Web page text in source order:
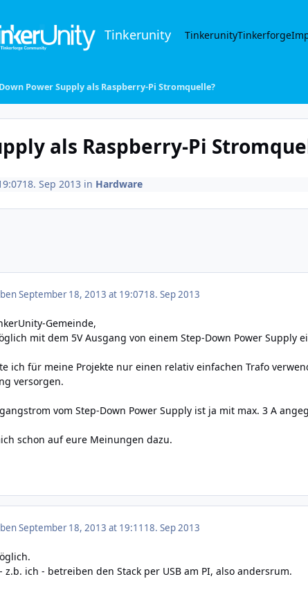
Tinkerunity TinkerunityTinkerforge
Power Supply als Raspberry-Pi Stromquelle?
als Raspberry-Pi
18. Sep 2013 in Hardware
September 18, 2013 at 19:0718. Sep 2013
Gemeinde,
mit dem 5V Ausgang von einem Step-Down Power Supply
ich für meine Projekte nur einen relativ einfachen Trafo
versorgen.
vom Step-Down Power Supply ist ja mit max. 3 A
schon auf eure Meinungen dazu.
September 18, 2013 at 19:11 18. Sep 2013
z.b. ich - betreiben den Stack per USB am PI, also andersrum.